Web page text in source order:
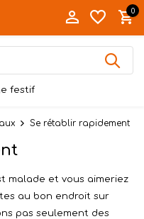
0
festif
Se rétablir rapidement
malade et vous aimeriez
au bon endroit sur
pas seulement des